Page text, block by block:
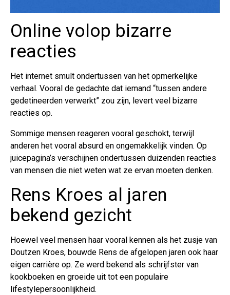
Online volop bizarre
reacties
Het internet smult ondertussen van het opmerkelijke
verhaal. Vooral de gedachte dat iemand “tussen andere
gedetineerden verwerkt” zou zijn, levert veel bizarre
reacties op.
Sommige mensen reageren vooral geschokt, terwijl
anderen het vooral absurd en ongemakkelijk vinden. Op
juicepagina’s verschijnen ondertussen duizenden reacties
van mensen die niet weten wat ze ervan moeten denken.
Rens Kroes al jaren
bekend gezicht
Hoewel veel mensen haar vooral kennen als het zusje van
Doutzen Kroes, bouwde Rens de afgelopen jaren ook haar
eigen carrière op. Ze werd bekend als schrijfster van
kookboeken en groeide uit tot een populaire
lifestylepersoonlijkheid.